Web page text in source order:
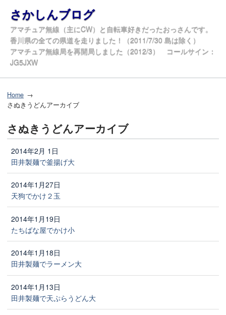
さかしんブログ
アマチュア無線（主にCW）と自転車好きだったおっさんです。
香川県の全ての県道を走りました！（2011/7/30 島は除く）
アマチュア無線局を再開局しました（2012/3） コールサイン：
JG5JXW
Home
さぬきうどんアーカイブ
さぬきうどんアーカイブ
2014年2月 1日
田井製麺で釜揚げ大
2014年1月27日
天狗でかけ２玉
2014年1月19日
たちばな屋でかけ小
2014年1月18日
田井製麺でラーメン大
2014年1月13日
田井製麺で天ぷらうどん大